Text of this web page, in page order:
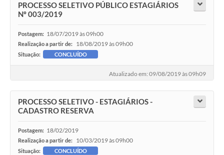
PROCESSO SELETIVO PÚBLICO ESTAGIÁRIOS
Nº 003/2019
Postagem: 18/07/2019 às 09h00
Realização a partir de: 18/08/2019 às 09h00
Situação: CONCLUÍDO
Atualizado em: 09/08/2019 às 09h09
PROCESSO SELETIVO - ESTAGIÁRIOS -
CADASTRO RESERVA
Postagem: 18/02/2019
Realização a partir de: 10/03/2019 às 09h00
Situação: CONCLUÍDO